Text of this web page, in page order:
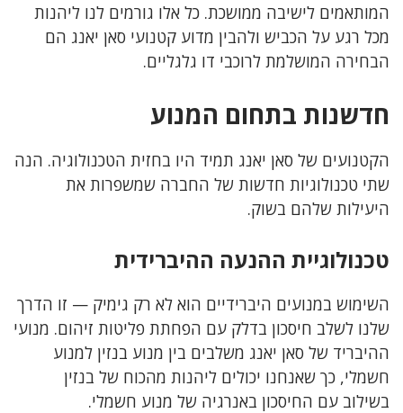
המותאמים לישיבה ממושכת. כל אלו גורמים לנו ליהנות
מכל רגע על הכביש ולהבין מדוע קטנועי סאן יאנג הם
הבחירה המושלמת לרוכבי דו גלגליים.
חדשנות בתחום המנוע
הקטנועים של סאן יאנג תמיד היו בחזית הטכנולוגיה. הנה
שתי טכנולוגיות חדשות של החברה שמשפרות את
היעילות שלהם בשוק.
טכנולוגיית ההנעה ההיברידית
השימוש במנועים היברידיים הוא לא רק גימיק — זו הדרך
שלנו לשלב חיסכון בדלק עם הפחתת פליטות זיהום. מנועי
ההיבריד של סאן יאנג משלבים בין מנוע בנזין למנוע
חשמלי, כך שאנחנו יכולים ליהנות מהכוח של בנזין
בשילוב עם החיסכון באנרגיה של מנוע חשמלי.